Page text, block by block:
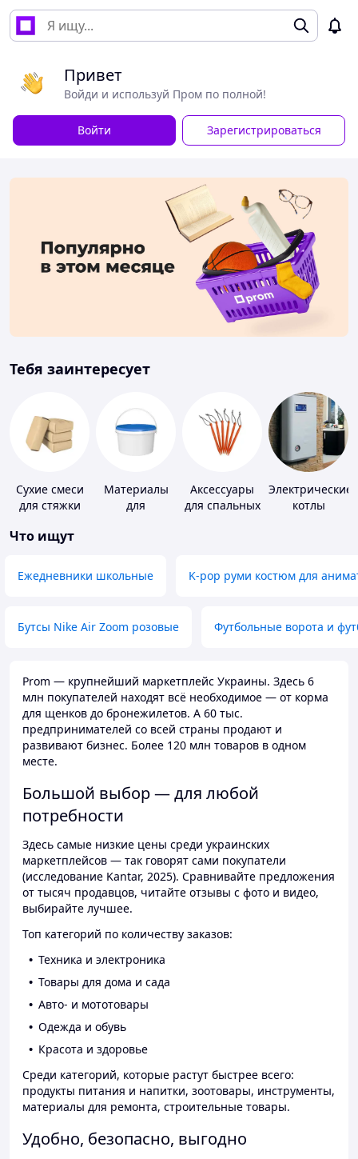
Привет
Войди и используй Пром по полной!
Войти Зарегистрироваться
Тебя заинтересует
Сухие смеси
для стяжки
Материалы
для
Аксессуары
для спальных
Электрические
котлы
Что ищут
Ежедневники школьные K-pop руми костюм для
Бутсы Nike Air Zoom розовые Футбольные ворота и
Prom — крупнейший маркетплейс Украины. Здесь 6
млн покупателей находят всё необходимое — от корма
для щенков до бронежилетов. А 60 тыс.
предпринимателей со всей страны продают и
развивают бизнес. Более 120 млн товаров в одном
месте.
Большой выбор — для любой
потребности
Здесь самые низкие цены среди украинских
маркетплейсов — так говорят сами покупатели
(исследование Kantar, 2025). Сравнивайте предложения
от тысяч продавцов, читайте отзывы с фото и видео,
выбирайте лучшее.
Топ категорий по количеству заказов:
Техника и электроника
Товары для дома и сада
Авто- и мототовары
Одежда и обувь
Красота и здоровье
Среди категорий, которые растут быстрее всего:
продукты питания и напитки, зоотовары, инструменты,
материалы для ремонта, строительные товары.
Удобно, безопасно, выгодно